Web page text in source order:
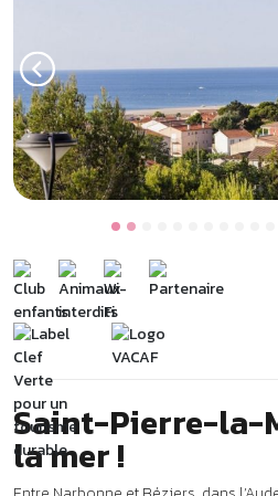
Saint-Pierre-la-
la mer !
Entre Narbonne et Béziers, dans
pêcheurs de Saint-Pierre-la-Mer est
minutes à pied de la plage, le
Saint-Pierre-la-Merpropose des
location, une ambiance conviviale et
mer. En famille ou entre amis, votre
Mer sera le point de départ de
massif de la Clape, le gouffre de l’Œil-
Midi et un peu plus loin, la cité
Réservez votre séjour à Saint-
passez des vacances en bord de mer
et soleil du sud de la France !